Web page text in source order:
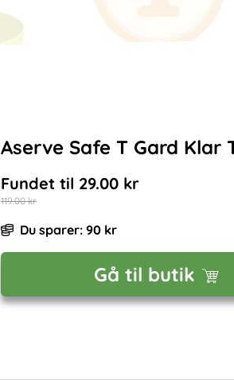
Aserve Safe T Gard Klar
Fundet til 29.00 kr
119.00kr
Du sparer: 90 kr
Gå til butik